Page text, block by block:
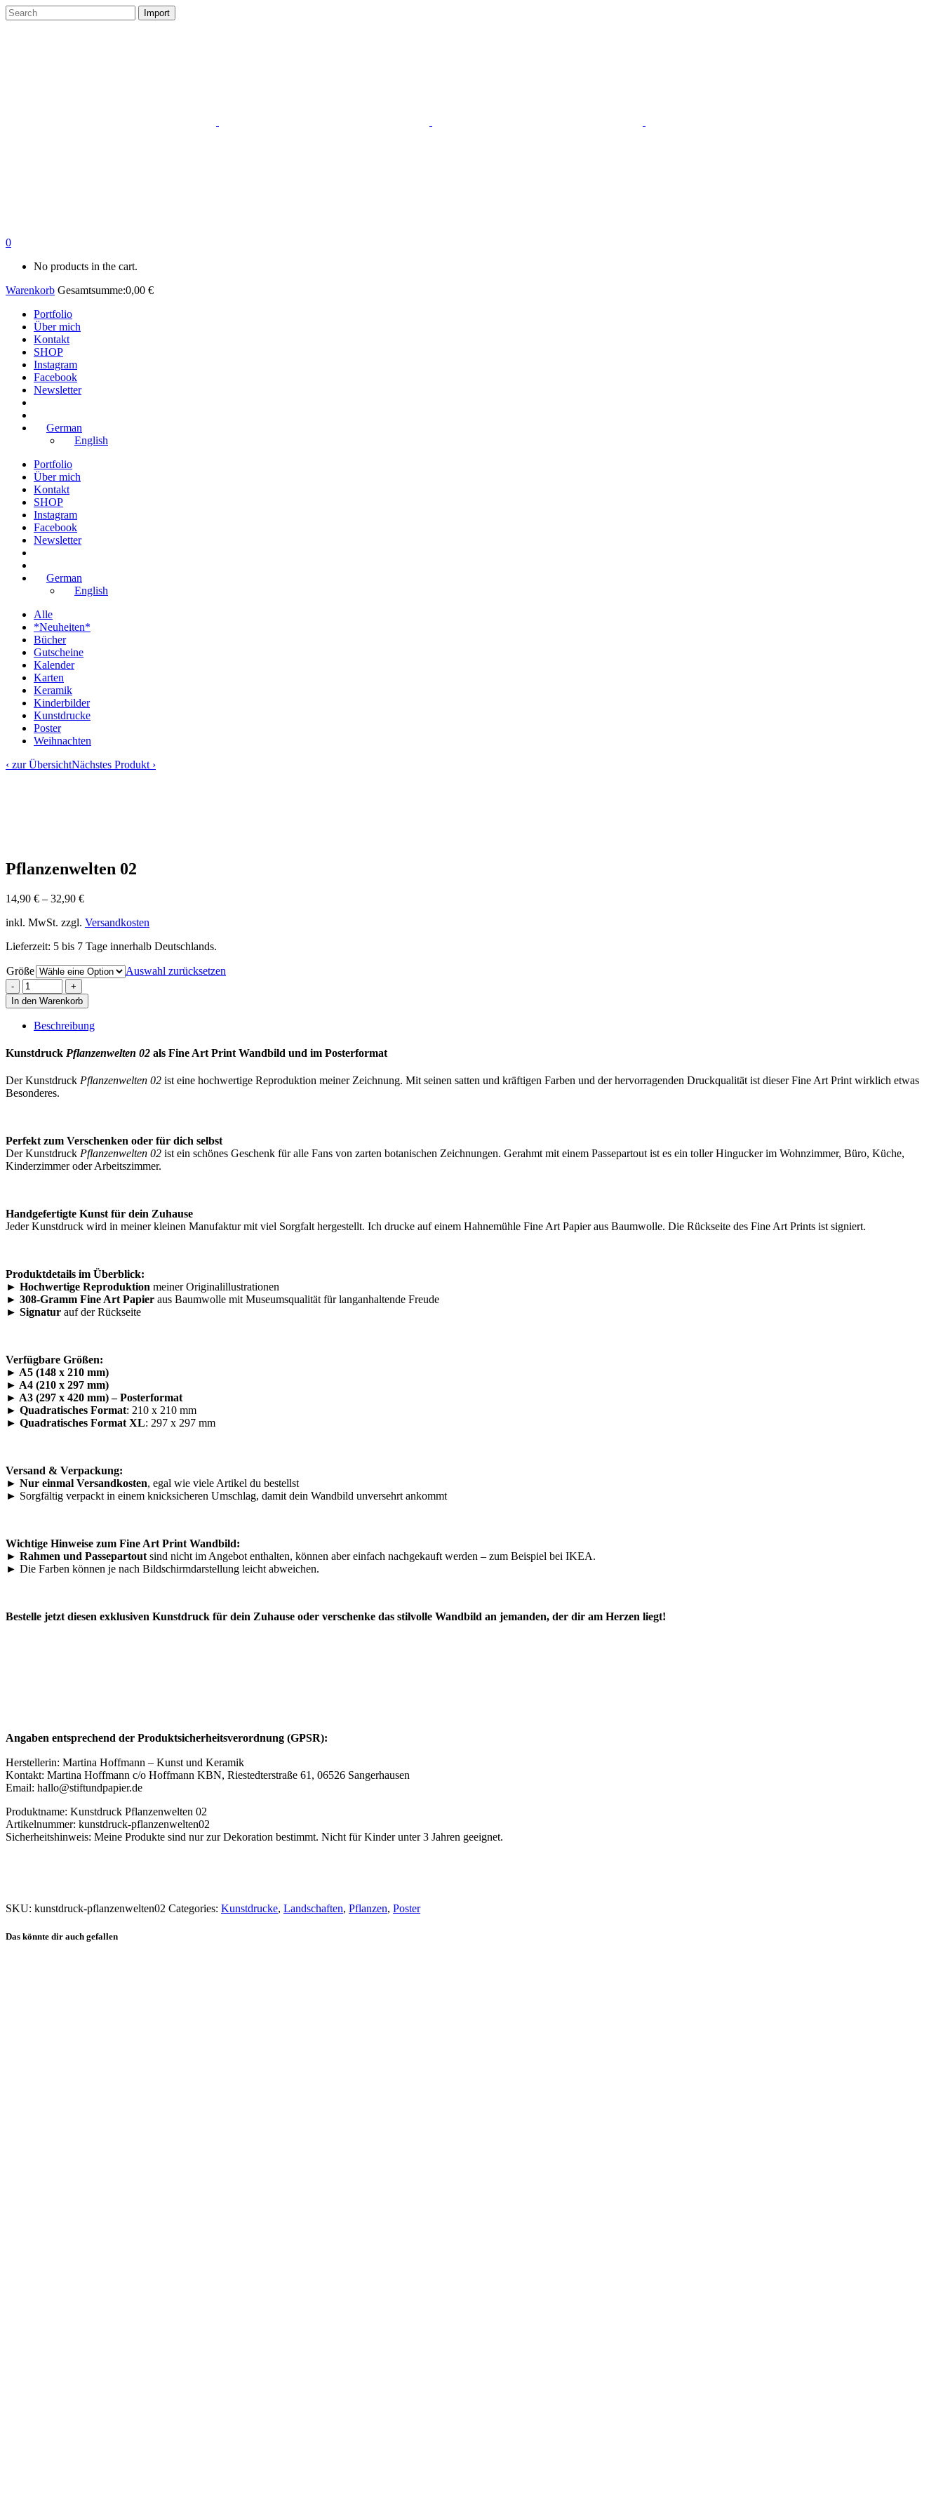
0
No products in the cart.
Warenkorb Gesamtsumme:0,00 €
Portfolio
Über mich
Kontakt
SHOP
Instagram
Facebook
Newsletter
German
English
Portfolio
Über mich
Kontakt
SHOP
Instagram
Facebook
Newsletter
German
English
Alle
*Neuheiten*
Bücher
Gutscheine
Kalender
Karten
Keramik
Kinderbilder
Kunstdrucke
Poster
Weihnachten
‹ zur ÜbersichtNächstes Produkt ›
Pflanzenwelten 02
14,90 € – 32,90 €
inkl. MwSt. zzgl. Versandkosten
Lieferzeit: 5 bis 7 Tage innerhalb Deutschlands.
Größe Auswahl zurücksetzen
In den Warenkorb
Beschreibung
Kunstdruck Pflanzenwelten 02 als Fine Art Print Wandbild und im Posterformat
Der Kunstdruck Pflanzenwelten 02 ist eine hochwertige Reproduktion meiner Zeichnung. Mit seinen satten und kräftigen Farben und der hervorragenden Druckqualität ist dieser Fine Art Print wirklich etwas
Besonderes.
Perfekt zum Verschenken oder für dich selbst
Der Kunstdruck Pflanzenwelten 02 ist ein schönes Geschenk für alle Fans von zarten botanischen Zeichnungen. Gerahmt mit einem Passepartout ist es ein toller Hingucker im Wohnzimmer, Büro, Küche,
Kinderzimmer oder Arbeitszimmer.
Handgefertigte Kunst für dein Zuhause
Jeder Kunstdruck wird in meiner kleinen Manufaktur mit viel Sorgfalt hergestellt. Ich drucke auf einem Hahnemühle Fine Art Papier aus Baumwolle. Die Rückseite des Fine Art Prints ist signiert.
Produktdetails im Überblick:
► Hochwertige Reproduktion meiner Originalillustrationen
► 308-Gramm Fine Art Papier aus Baumwolle mit Museumsqualität für langanhaltende Freude
► Signatur auf der Rückseite
Verfügbare Größen:
► A5 (148 x 210 mm)
► A4 (210 x 297 mm)
► A3 (297 x 420 mm) – Posterformat
► Quadratisches Format: 210 x 210 mm
► Quadratisches Format XL: 297 x 297 mm
Versand & Verpackung:
► Nur einmal Versandkosten, egal wie viele Artikel du bestellst
► Sorgfältig verpackt in einem knicksicheren Umschlag, damit dein Wandbild unversehrt ankommt
Wichtige Hinweise zum Fine Art Print Wandbild:
► Rahmen und Passepartout sind nicht im Angebot enthalten, können aber einfach nachgekauft werden – zum Beispiel bei IKEA.
► Die Farben können je nach Bildschirmdarstellung leicht abweichen.
Bestelle jetzt diesen exklusiven Kunstdruck für dein Zuhause oder verschenke das stilvolle Wandbild an jemanden, der dir am Herzen liegt!
Angaben entsprechend der Produktsicherheitsverordnung (GPSR):
Herstellerin: Martina Hoffmann – Kunst und Keramik
Kontakt: Martina Hoffmann c/o Hoffmann KBN, Riestedterstraße 61, 06526 Sangerhausen
Email: hallo@stiftundpapier.de
Produktname: Kunstdruck Pflanzenwelten 02
Artikelnummer: kunstdruck-pflanzenwelten02
Sicherheitshinweis: Meine Produkte sind nur zur Dekoration bestimmt. Nicht für Kinder unter 3 Jahren geeignet.
SKU: kunstdruck-pflanzenwelten02 Categories: Kunstdrucke, Landschaften, Pflanzen, Poster
Das könnte dir auch gefallen